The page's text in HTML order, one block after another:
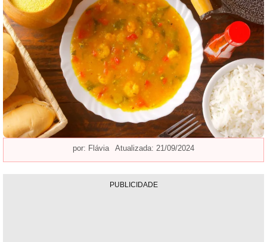
por: Flávia Atualizada: 21/09/2024
PUBLICIDADE